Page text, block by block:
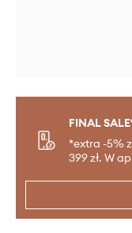
FINAL
*extra -5%
399 zł. W